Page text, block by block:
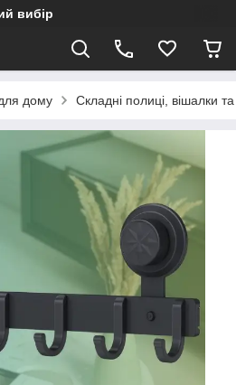
вибір
дому Складні полиці, вішалки